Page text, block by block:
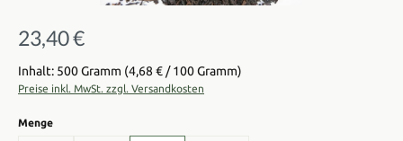
Regulärer Preis:
23,40 €
Inhalt: 500 Gramm (4,68 € / 100 Gramm)
Preise inkl. MwSt. zzgl. Versandkosten
Mengeauswählen